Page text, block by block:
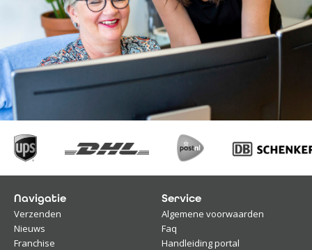
Navigatie
Verzenden
Nieuws
Franchise
Service
Algemene voorwaarden
Faq
Handleiding portal